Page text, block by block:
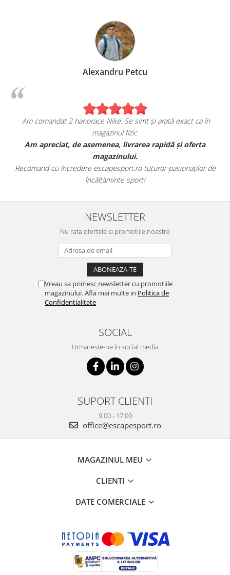
Alexandru Petcu
Am comandat 2 hanorace Nike. Se simt și arată exact ca în
magazinul fizic.
Am apreciat, de asemenea, livrarea rapidă și oferta
magazinului.
Recomand cu încredere escapesport.ro tuturor pasionaților de
încălțăminte sport!
NEWSLETTER
Nu rata ofertele si promotiile noastre
Vreau sa primesc newsletter cu promotiile
magazinului. Afla mai multe in Politica de
Confidentialitate
SOCIAL
Urmareste-ne in social media
SUPORT CLIENTI
9:00 - 17:00
office@escapesport.ro
MAGAZINUL MEU
CLIENTI
DATE COMERCIALE